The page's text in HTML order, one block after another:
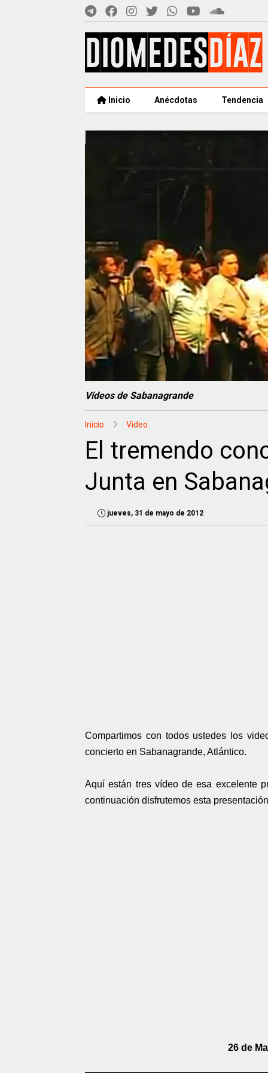
Inicio Anécdotas Tendencia
Vídeos de Sabanagrande
Inicio Video
El tremendo
Junta en
jueves, 31 de mayo de 2012
Compartimos con todos ustedes los
concierto en Sabanagrande, Atlántico.
Aquí están tres vídeo de esa excelente
continuación disfrutemos esta
26 de